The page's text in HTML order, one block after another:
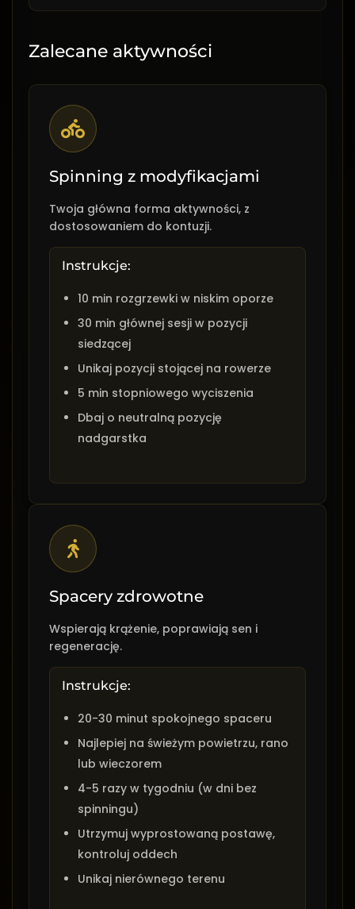
Zalecane aktywności
Spinning z modyfikacjami
Twoja główna forma aktywności, z
dostosowaniem do kontuzji.
Instrukcje:
10 min rozgrzewki w niskim oporze
30 min głównej sesji w pozycji
siedzącej
Unikaj pozycji stojącej na rowerze
5 min stopniowego wyciszenia
Dbaj o neutralną pozycję
nadgarstka
Spacery zdrowotne
Wspierają krążenie, poprawiają sen i
regenerację.
Instrukcje:
20-30 minut spokojnego spaceru
Najlepiej na świeżym powietrzu, rano
lub wieczorem
4-5 razy w tygodniu (w dni bez
spinningu)
Utrzymuj wyprostowaną postawę,
kontroluj oddech
Unikaj nierównego terenu